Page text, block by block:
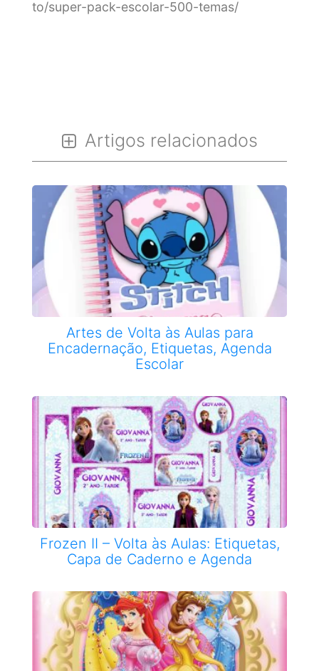
to/super-pack-escolar-500-temas/
Artigos relacionados
Artes de Volta às Aulas para
Encadernação, Etiquetas, Agenda
Escolar
Frozen II – Volta às Aulas: Etiquetas,
Capa de Caderno e Agenda